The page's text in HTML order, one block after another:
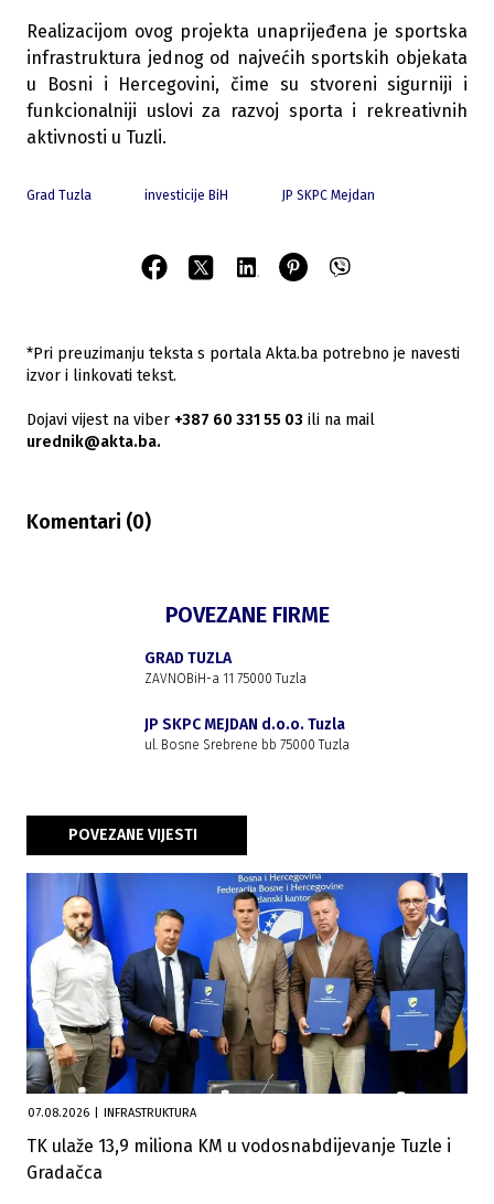
Realizacijom ovog projekta unaprijeđena je sportska
infrastruktura jednog od najvećih sportskih objekata
u Bosni i Hercegovini, čime su stvoreni sigurniji i
funkcionalniji uslovi za razvoj sporta i rekreativnih
aktivnosti u Tuzli.
Grad Tuzla investicije BiH JP SKPC Mejdan
*Pri preuzimanju teksta s portala Akta.ba potrebno je navesti
izvor i linkovati tekst.
Dojavi vijest na viber +387 60 331 55 03 ili na mail
urednik@akta.ba.
Komentari (0)
POVEZANE FIRME
GRAD TUZLA
ZAVNOBiH-a 11 75000 Tuzla
JP SKPC MEJDAN d.o.o. Tuzla
ul. Bosne Srebrene bb 75000 Tuzla
POVEZANE VIJESTI
07.08.2026 INFRASTRUKTURA
TK ulaže 13,9 miliona KM u vodosnabdijevanje Tuzle i
Gradačca